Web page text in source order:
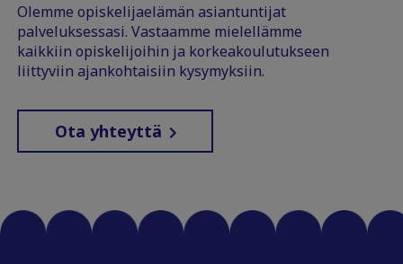
Olemme opiskelijaelämän asiantuntijat
palveluksessasi. Vastaamme mielellämme
kaikkiin opiskelijoihin ja korkeakoulutukseen
liittyviin ajankohtaisiin kysymyksiin.
Ota yhteyttä